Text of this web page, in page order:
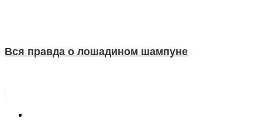
Вся правда о лошадином шампуне